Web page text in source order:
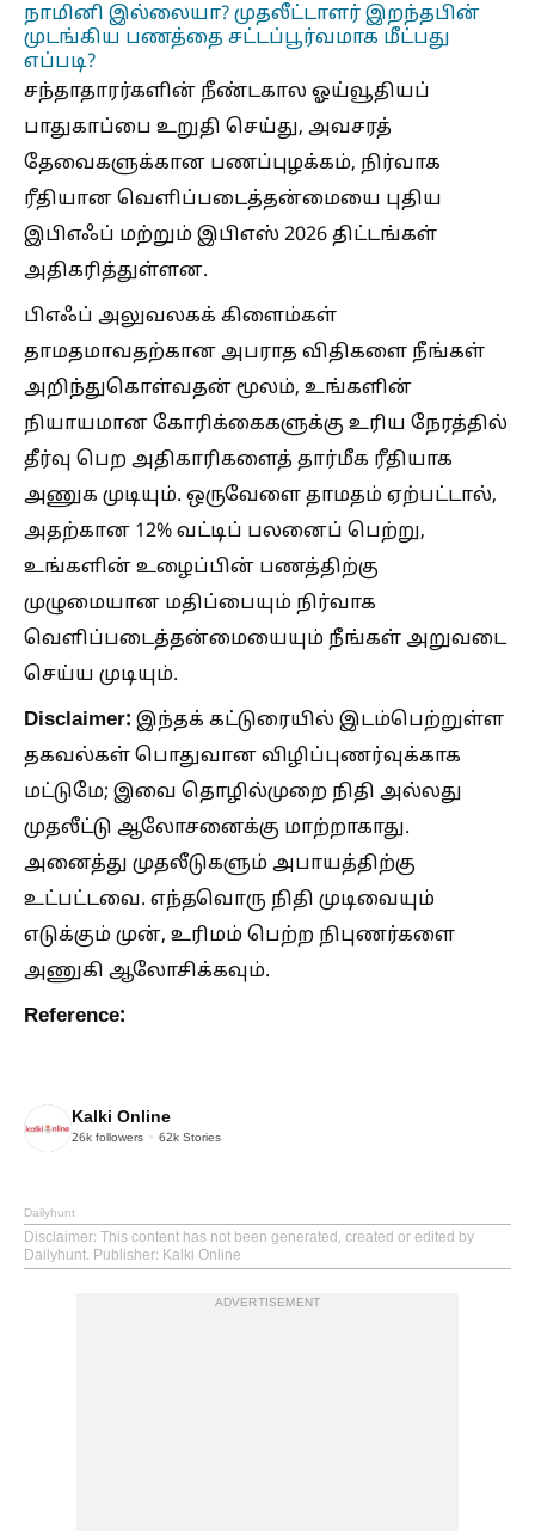
நாமினி இல்லையா? முதலீட்டாளர் இறந்தபின்
முடங்கிய பணத்தை சட்டப்பூர்வமாக மீட்பது
எப்படி?
சந்தாதாரர்களின் நீண்டகால ஓய்வூதியப்
பாதுகாப்பை உறுதி செய்து, அவசரத்
தேவைகளுக்கான பணப்புழக்கம், நிர்வாக
ரீதியான வெளிப்படைத்தன்மையை புதிய
இபிஎஃப் மற்றும் இபிஎஸ் 2026 திட்டங்கள்
அதிகரித்துள்ளன.
பிஎஃப் அலுவலகக் கிளைம்கள்
தாமதமாவதற்கான அபராத விதிகளை நீங்கள்
அறிந்துகொள்வதன் மூலம், உங்களின்
நியாயமான கோரிக்கைகளுக்கு உரிய நேரத்தில்
தீர்வு பெற அதிகாரிகளைத் தார்மீக ரீதியாக
அணுக முடியும். ஒருவேளை தாமதம் ஏற்பட்டால்,
அதற்கான 12% வட்டிப் பலனைப் பெற்று,
உங்களின் உழைப்பின் பணத்திற்கு
முழுமையான மதிப்பையும் நிர்வாக
வெளிப்படைத்தன்மையையும் நீங்கள் அறுவடை
செய்ய முடியும்.
Disclaimer: இந்தக் கட்டுரையில் இடம்பெற்றுள்ள
தகவல்கள் பொதுவான விழிப்புணர்வுக்காக
மட்டுமே; இவை தொழில்முறை நிதி அல்லது
முதலீட்டு ஆலோசனைக்கு மாற்றாகாது.
அனைத்து முதலீடுகளும் அபாயத்திற்கு
உட்பட்டவை. எந்தவொரு நிதி முடிவையும்
எடுக்கும் முன், உரிமம் பெற்ற நிபுணர்களை
அணுகி ஆலோசிக்கவும்.
Reference:
Kalki Online
26k followers 62k Stories
Dailyhunt
Disclaimer: This content has not been generated, created or edited by
Dailyhunt. Publisher: Kalki Online
ADVERTISEMENT